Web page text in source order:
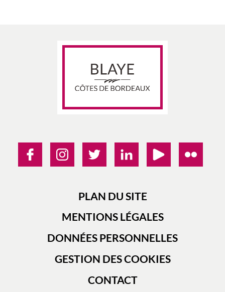
PLAN DU SITE
MENTIONS LÉGALES
DONNÉES PERSONNELLES
GESTION DES COOKIES
CONTACT